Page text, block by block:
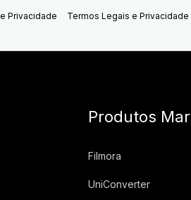
Privacidade Termos Legais e Privacidade
Produtos
Filmora
UniConverter